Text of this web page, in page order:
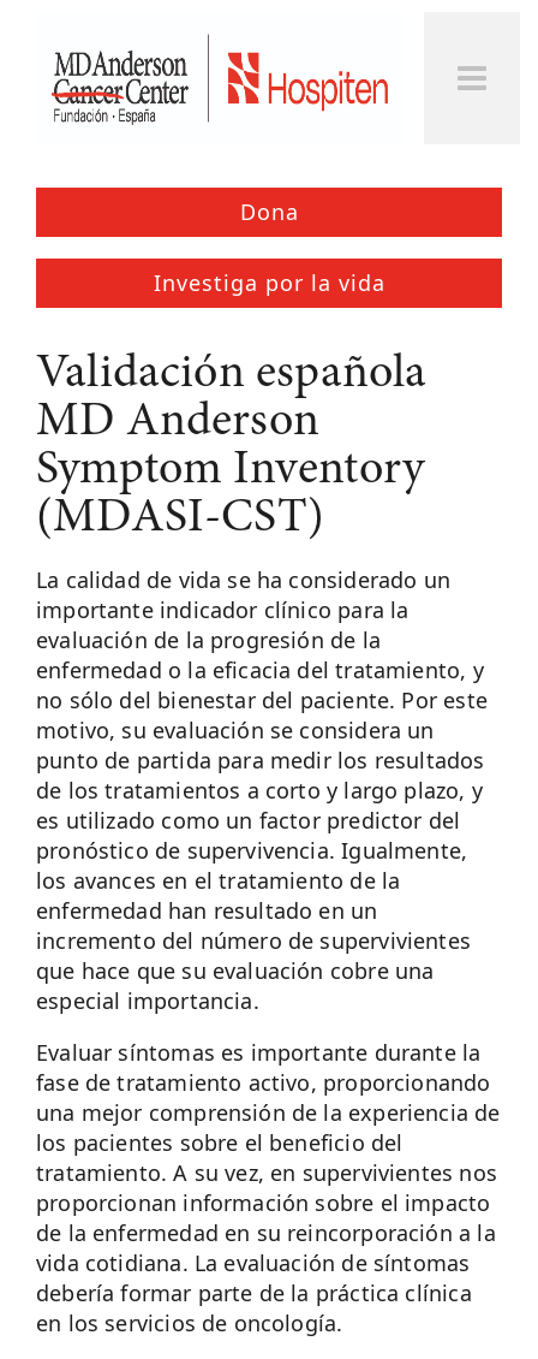
Dona
Investiga por la vida
Validación española
MD Anderson
Symptom Inventory
(MDASI-CST)
La calidad de vida se ha considerado un
importante indicador clínico para la
evaluación de la progresión de la
enfermedad o la eficacia del tratamiento, y
no sólo del bienestar del paciente. Por este
motivo, su evaluación se considera un
punto de partida para medir los resultados
de los tratamientos a corto y largo plazo, y
es utilizado como un factor predictor del
pronóstico de supervivencia. Igualmente,
los avances en el tratamiento de la
enfermedad han resultado en un
incremento del número de supervivientes
que hace que su evaluación cobre una
especial importancia.
Evaluar síntomas es importante durante la
fase de tratamiento activo, proporcionando
una mejor comprensión de la experiencia de
los pacientes sobre el beneficio del
tratamiento. A su vez, en supervivientes nos
proporcionan información sobre el impacto
de la enfermedad en su reincorporación a la
vida cotidiana. La evaluación de síntomas
debería formar parte de la práctica clínica
en los servicios de oncología.